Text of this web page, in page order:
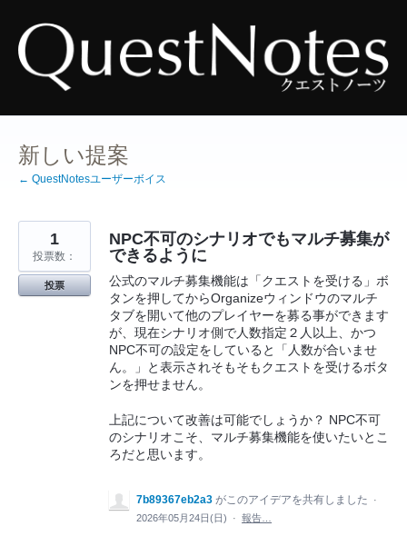
ン
テ
ン
ツ
新しい提案
← QuestNotesユーザーボイス
NPC不可のシナリオでもマルチ募集が
できるように
公式のマルチ募集機能は「クエストを受ける」ボ
タンを押してからOrganizeウィンドウのマルチ
タブを開いて他のプレイヤーを募る事ができます
が、現在シナリオ側で人数指定２人以上、かつ
NPC不可の設定をしていると「人数が合いませ
ん。」と表示されそもそもクエストを受けるボタ
ンを押せません。
上記について改善は可能でしょうか？ NPC不可
のシナリオこそ、マルチ募集機能を使いたいとこ
ろだと思います。
1
投票数：
投票
7b89367eb2a3 がこのアイデアを共有しました
·
2026年05月24日(日)
· 報告…